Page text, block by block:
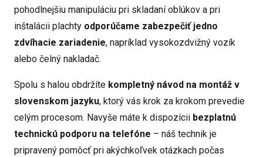
pohodlnejšiu manipuláciu pri skladaní oblúkov a pri
inštalácii plachty odporúčame zabezpečiť jedno
zdvíhacie zariadenie, napríklad vysokozdvižný vozík
alebo čelný nakladač.
Spolu s halou obdržíte kompletný návod na montáž v
slovenskom jazyku, ktorý vás krok za krokom prevedie
celým procesom. Navyše máte k dispozícii bezplatnú
technickú podporu na telefóne – náš technik je
pripravený pomôcť pri akýchkoľvek otázkach počas